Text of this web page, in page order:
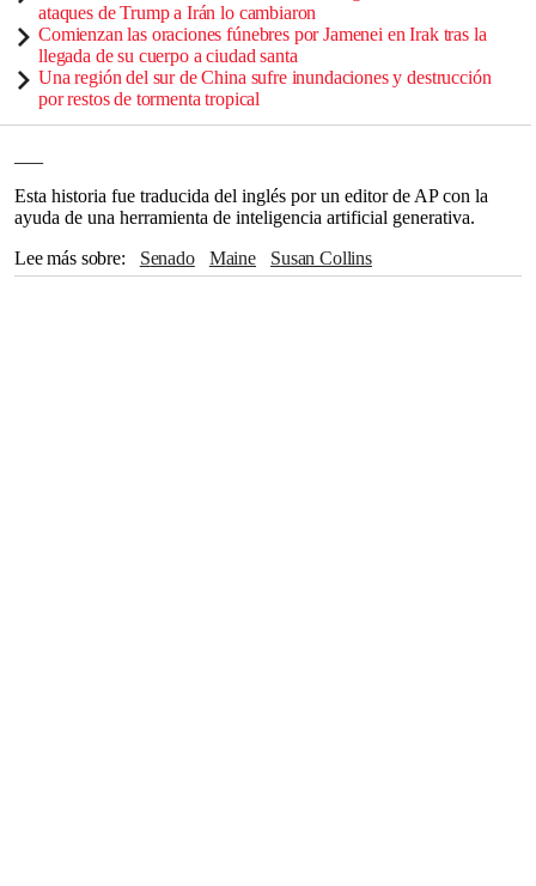
ataques de Trump a Irán lo cambiaron
Comienzan las oraciones fúnebres por Jamenei en Irak tras la
llegada de su cuerpo a ciudad santa
Una región del sur de China sufre inundaciones y destrucción
por restos de tormenta tropical
Esta historia fue traducida del inglés por un editor de AP con la
ayuda de una herramienta de inteligencia artificial generativa.
Lee más sobre
Senado Maine
Susan Collins